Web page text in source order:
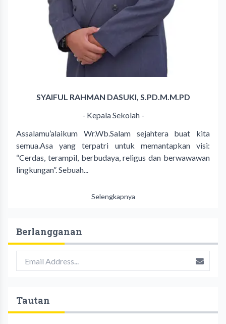
SYAIFUL RAHMAN DASUKI, S.PD.M.M.PD
- Kepala Sekolah -
Assalamu’alaikum Wr.Wb.Salam sejahtera buat kita
semua.Asa yang terpatri untuk memantapkan visi:
“Cerdas, terampil, berbudaya, religus dan berwawawan
lingkungan”. Sebuah...
Selengkapnya
Berlangganan
Tautan